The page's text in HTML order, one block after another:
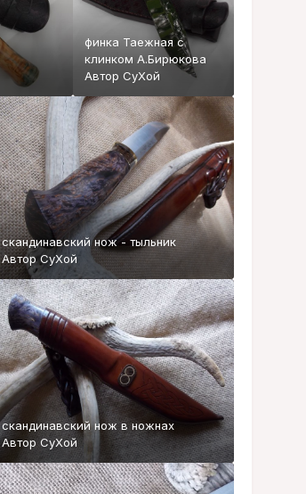
финка Таежная с
клинком А.Бирюкова
АвторСуХой
скандинавский нож - тыльник
АвторСуХой
скандинавский нож в ножнах
АвторСуХой